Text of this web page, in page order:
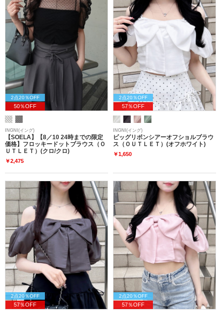
2点20％OFF
50％OFF
INGNI(イング)
【SOELA】【8／10 24時までの限定
価格】フロッキードットブラウス（Ｏ
ＵＴＬＥＴ）(クロ/クロ)
￥2,475
2点20％OFF
57％OFF
INGNI(イング)
ビッグリボンシアーオフショルブラウ
ス（ＯＵＴＬＥＴ）(オフホワイト)
￥1,650
2点20％OFF
57％OFF
2点20％OFF
57％OFF